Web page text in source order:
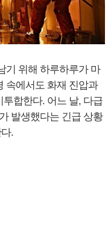
기 위해 하루하루가 마
속에서도 화재 진압과
합한다. 어느 날, 다급
발생했다는 긴급 상황
.